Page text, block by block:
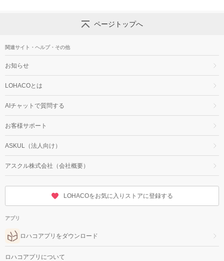
ページトップへ
関連サイト・ヘルプ・その他
お知らせ
LOHACOとは
AIチャットで質問する
お客様サポート
ASKUL（法人向け）
アスクル株式会社（会社概要）
LOHACOをお気に入りストアに登録する
アプリ
ロハコアプリをダウンロード
ロハコアプリについて